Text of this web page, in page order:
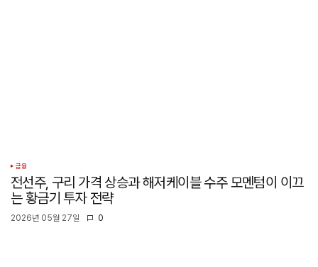
금융
전선주, 구리 가격 상승과 해저케이블 수주 모멘텀이 이끄
는 황금기 투자 전략
2026년 05월 27일 0